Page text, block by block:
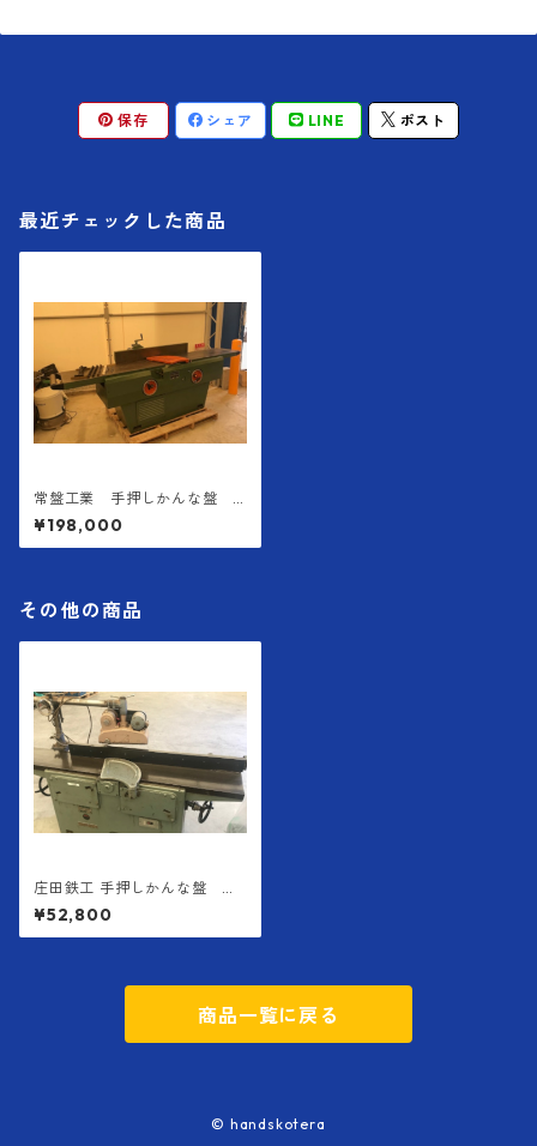
保存 シェア LINE ポスト
最近チェックした商品
常盤工業 手押しかんな盤 H
M-400
¥198,000
その他の商品
庄田鉄工 手押しかんな盤 Ｈ
Ｐ－１３４
¥52,800
商品一覧に戻る
© handskotera